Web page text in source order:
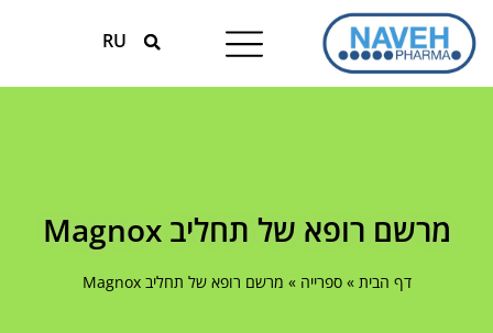
RU
מרשם רופא של תחליב Magnox
דף הבית »ספרייה » מרשם רופא של תחליב Magnox